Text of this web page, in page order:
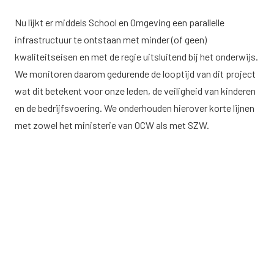
Nu lijkt er middels School en Omgeving een parallelle
infrastructuur te ontstaan met minder (of geen)
kwaliteitseisen en met de regie uitsluitend bij het onderwijs.
We monitoren daarom gedurende de looptijd van dit project
wat dit betekent voor onze leden, de veiligheid van kinderen
en de bedrijfsvoering. We onderhouden hierover korte lijnen
met zowel het ministerie van OCW als met SZW.